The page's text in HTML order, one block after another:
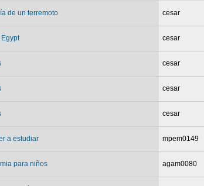
de un terremoto cesar
cesar
cesar
cesar
cesar
a estudiar mpem0149
para niños agam0080